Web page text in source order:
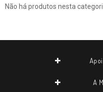
Não há produtos nesta
A